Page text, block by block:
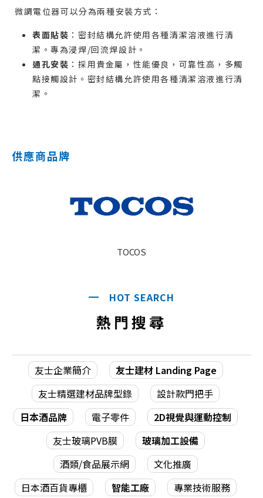
微調電位器可以分為兩種安裝方式：
表面貼裝 ：密封結構允許使用各種清潔溶液進行清
潔。專為浸焊/回流焊設計。
通孔安裝 ：採用貴金屬，性能優良，可靠性高，多觸
點接觸設計。密封結構允許使用各種清潔溶液進行清
潔。
供應商品牌
TOCOS
HOT SEARCH
熱門搜尋
友士企業簡介
友士建材 Landing Page
友士精選建材品牌型錄
設計款門把手
日本酒品牌
電子零件
2D視覺與運動控制
友士玻璃PVB膜
玻璃加工設備
酒類/食品展示網
文化推廣
日本酒百貨專櫃
智能工廠
專業技術服務